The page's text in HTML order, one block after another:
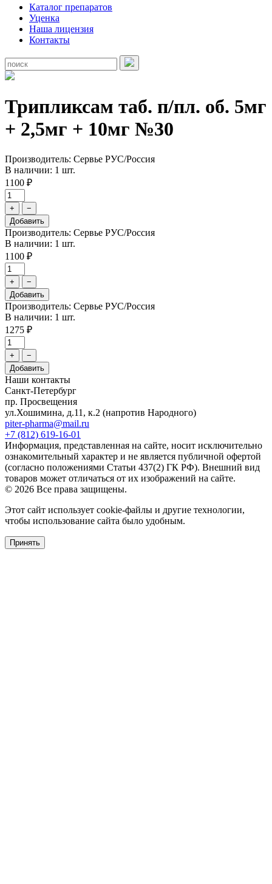
Каталог препаратов
Уценка
Наша лицензия
Контакты
Трипликсам таб. п/пл. об. 5мг
+ 2,5мг + 10мг №30
Производитель: Сервье РУС/Россия
В наличии: 1 шт.
1100 ₽
+
−
Добавить
Производитель: Сервье РУС/Россия
В наличии: 1 шт.
1100 ₽
+
−
Добавить
Производитель: Сервье РУС/Россия
В наличии: 1 шт.
1275 ₽
+
−
Добавить
Наши контакты
Санкт-Петербург
пр. Просвещения
ул.Хошимина, д.11, к.2 (напротив Народного)
piter-pharma@mail.ru
+7 (812) 619-16-01
Информация, представленная на сайте, носит исключительно
ознакомительный характер и не является публичной офертой
(согласно положениями Статьи 437(2) ГК РФ). Внешний вид
товаров может отличаться от их изображений на сайте.
© 2026 Все права защищены.
Этот сайт использует cookie-файлы и другие технологии,
чтобы использование сайта было удобным.
Принять